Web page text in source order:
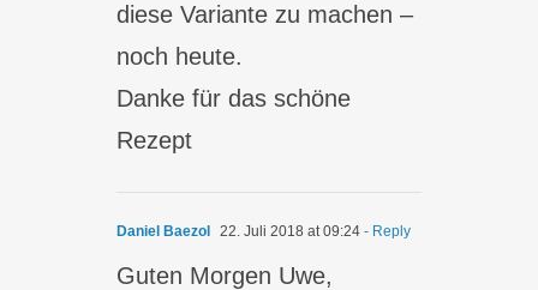
diese Variante zu machen –
noch heute.
Danke für das schöne
Rezept
Daniel Baezol 22. Juli 2018 at 09:24 - Reply
Guten Morgen Uwe,